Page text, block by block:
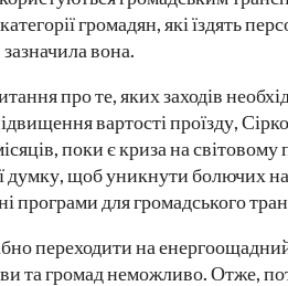
громадян, які їздять
вона.
про те, яких заходів
вартості проїзду,
поки є криза на
думку, щоб уникнути болючих
програми для громадського
переходити на
та громад неможливо. Отже,